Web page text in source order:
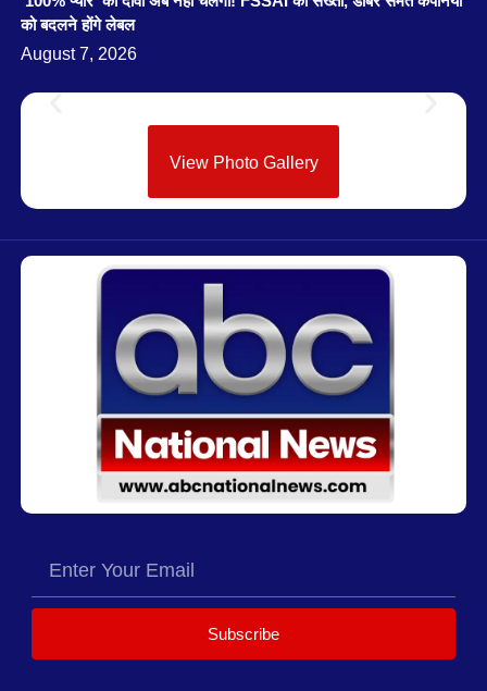
को बदलने होंगे लेबल
August 7, 2026
View Photo Gallery
Subscribe